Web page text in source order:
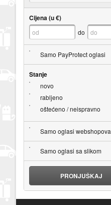
Cijena (u €)
do
Samo PayProtect oglasi
Stanje
novo
rabljeno
oštećeno / neispravno
Samo oglasi webshopova
Samo oglasi sa slikom
PRONJUŠKAJ